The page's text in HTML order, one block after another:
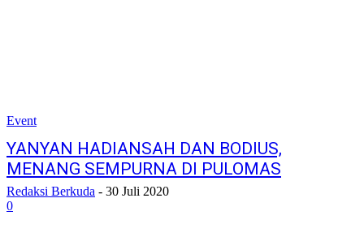
Event
YANYAN HADIANSAH DAN BODIUS,
MENANG SEMPURNA DI PULOMAS
Redaksi Berkuda - 30 Juli 2020
0